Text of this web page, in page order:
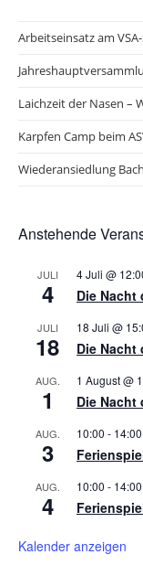
Arbeitseinsatz am
Laichzeit der Nasen –
Karpfen Camp beim
Wiederansiedlung
Anstehende
JULI
4
4 Juli @
Die Nacht
JULI
18
18 Juli @
Die Nacht
AUG.
1
1 August @
Die Nacht
AUG.
3
10:00 - 14:00
AUG.
4
10:00 - 14:00
Kalender anzeigen